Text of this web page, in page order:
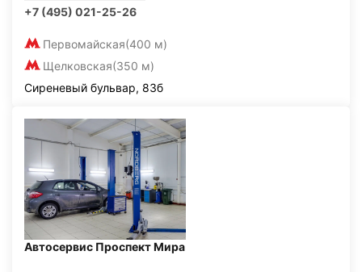
+7 (495) 021-25-26
Первомайская(400 м)
Щелковская(350 м)
Сиреневый бульвар, 83б
Автосервис Проспект Мира